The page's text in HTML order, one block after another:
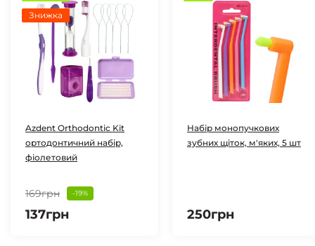
Знижка
Azdent Orthodontic Kit
ортодонтичний набір,
фіолетовий
169грн -19%
137грн
Набір монопучкових
зубних щіток, м'яких, 5 шт
250грн